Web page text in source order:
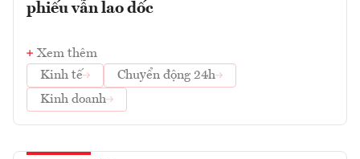
phiếu vẫn lao dốc
Xem thêm
Kinh tế
Chuyển động 24h
Kinh doanh